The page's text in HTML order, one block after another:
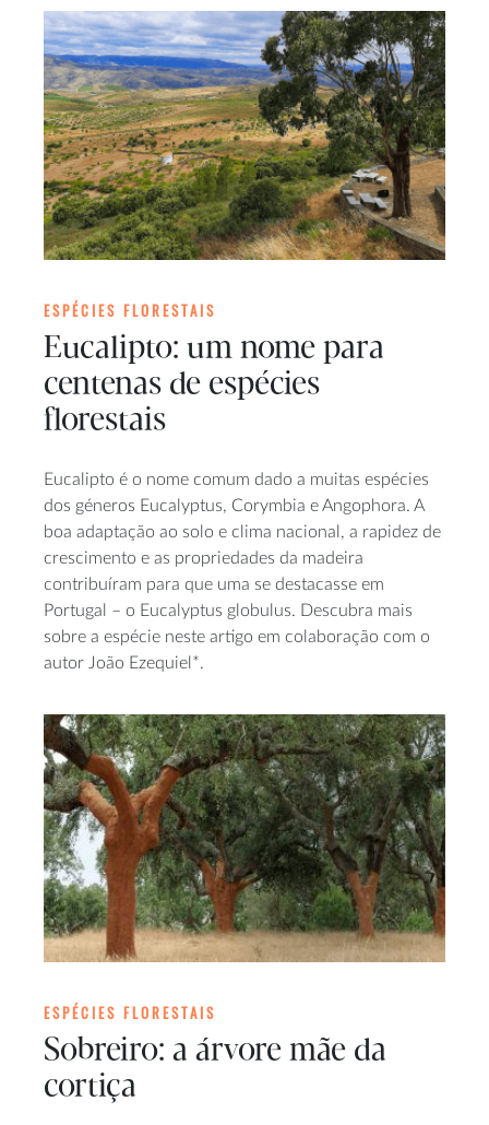
ESPÉCIES FLORESTAIS
Eucalipto: um nome para
centenas de espécies
florestais
Eucalipto é o nome comum dado a muitas espécies
dos géneros Eucalyptus, Corymbia e Angophora. A
boa adaptação ao solo e clima nacional, a rapidez de
crescimento e as propriedades da madeira
contribuíram para que uma se destacasse em
Portugal – o Eucalyptus globulus. Descubra mais
sobre a espécie neste artigo em colaboração com o
autor João Ezequiel*.
ESPÉCIES FLORESTAIS
Sobreiro: a árvore mãe da
cortiça